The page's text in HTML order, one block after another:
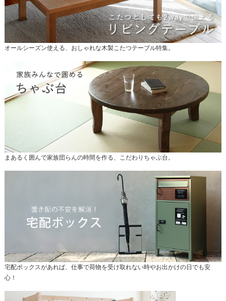
オールシーズン使える、おしゃれな木製こたつテーブル特集。
まあるく囲んで家族団らんの時間を作る、こだわりちゃぶ台。
宅配ボックスがあれば、仕事で荷物を受け取れない時やお出かけの日でも安
心！